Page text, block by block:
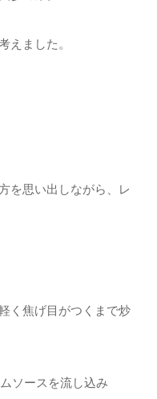
えました。
を思い出しながら、レ
く焦げ目がつくまで炒
ソースを流し込み